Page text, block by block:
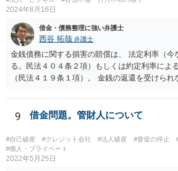
弁護士費用は長期分割などせず、親族等から援
すが、それによって共有持分を取得できる可能
ば、他の共有者にとってもそれを支出するだけ
います）。
2024年8月16日
借金・債務整理に強い弁護士
西谷 拓哉 弁護士
金銭債務に関する損害の賠償は、 法定利率（今
る。民法４０４条２項）もしくは約定利率によ
（民法４１９条１項）。 金銭の返還を受けら
まります。 なお、すでに他の弁護士が先に記載
証人に対する請求については、法定の要件を満
証契約として効力が生じません。弁護士の依頼
ないので、注意が必要です。
9 借金問題。管財人について
#自己破産 #クレジット会社 #法人破産 #督促の停止
#個人・プライベート
2022年5月25日